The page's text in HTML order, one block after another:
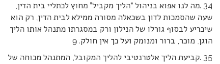
34 .מה לנו אפוא בניהול “הליך מקביל” מחוץ לכתליי בית הדין,
שעה שהסמכות לדון בשכאלה מסורה ממילא לבית הדין, רק הוא
שיכריע לבסוף גורלו של הנילון ורק במסגרתו מתנהל אותו הליך
הוגן, מוכר, ברור ומנומק ועל כך אין חולק. 9
35 .קביעת הליך אלטרנטיבי להליך המקובל, המתנהל מכוחה של